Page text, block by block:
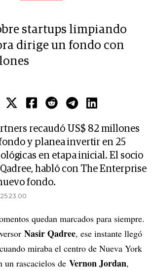
startups limpiando
dirige un fondo con
recaudó US$ 82 millones
y planea invertir en 25
en etapa inicial. El socio
habló con The Enterprise
fondo.
23.00
quedan marcados para siempre.
Nasir Qadree, ese instante llegó
miraba el centro de Nueva York
un rascacielos de Vernon Jordan,